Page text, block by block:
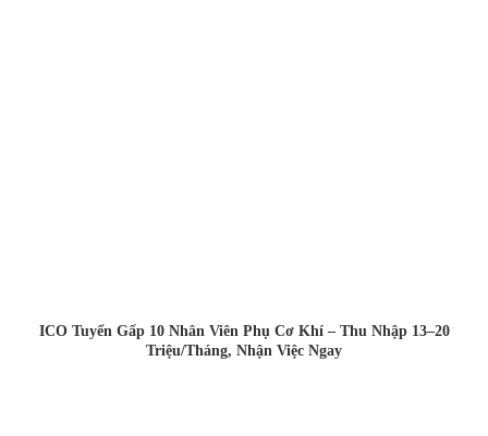
ICO Tuyển Gấp 10 Nhân Viên Phụ Cơ Khí – Thu Nhập 13–20
Triệu/Tháng, Nhận Việc Ngay